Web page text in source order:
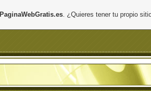
PaginaWebGratis.es. ¿Quieres tener tu propio